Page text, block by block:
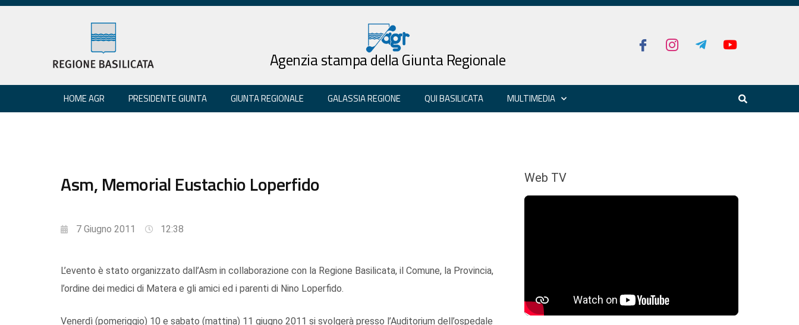
Agenzia stampa della Giunta Regionale
HOME AGR PRESIDENTE GIUNTA GIUNTA REGIONALE GALASSIA REGIONE QUI BASILICATA MULTIMEDIA
Asm, Memorial Eustachio Loperfido
7 Giugno 2011 12:38
L’evento è stato organizzato dall’Asm in collaborazione con la Regione Basilicata, il Comune, la Provincia,
l’ordine dei medici di Matera e gli amici ed i parenti di Nino Loperfido.
Venerdì (pomeriggio) 10 e sabato (mattina) 11 giugno 2011 si svolgerà presso l’Auditorium dell’ospedale
Web TV